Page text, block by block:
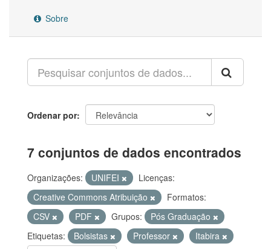
Sobre
Ordenar por
7 conjuntos de dados encontrados
Organizações: UNIFEI
Licenças:
Creative Commons Atribuição
Formatos:
CSV
PDF Grupos:
Pós Graduação
Etiquetas:
Bolsistas Professor
Itabira